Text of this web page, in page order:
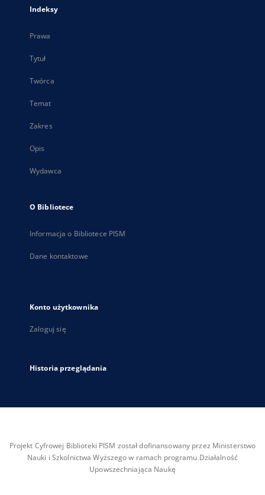
Indeksy
Prawa
Tytuł
Twórca
Temat
Zakres
Opis
Wydawca
O Bibliotece
Informacja o Bibliotece PISM
Dane kontaktowe
Konto użytkownika
Zaloguj się
Historia przeglądania
Projekt Cyfrowej Biblioteki PISM został dofinansowany przez Ministerstwo
Nauki i Szkolnictwa Wyższego w ramach programu Działalność
Upowszechniająca Naukę